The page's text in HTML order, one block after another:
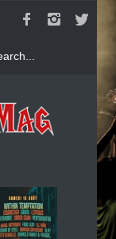
KAI HANSEN :
Welcome To Life